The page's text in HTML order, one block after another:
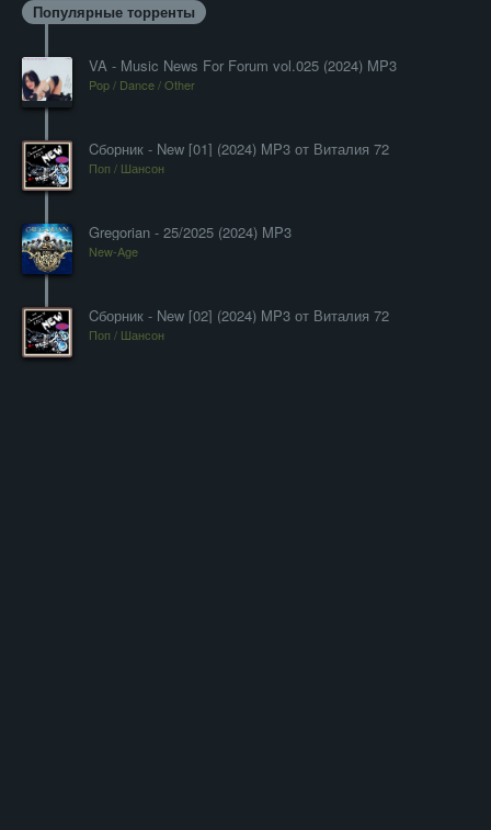
Популярные торренты
VA - Music News For Forum vol.025 (2024) MP3
Pop / Dance / Other
Cборник - New [01] (2024) MP3 от Виталия 72
Поп / Шансон
Gregorian - 25/2025 (2024) MP3
New-Age
Cборник - New [02] (2024) MP3 от Виталия 72
Поп / Шансон